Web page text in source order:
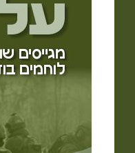
info@poweridf.co.il